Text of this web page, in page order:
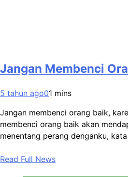
Jangan Membenci
5 tahun ago01 mins
Jangan membenci orang baik,
membenci orang baik akan
menentang perang denganku,
Read Full News